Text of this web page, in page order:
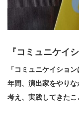
『コミュニケイ
「コミュニケイション
年間、演出家をやり
考え、実践してきたこ